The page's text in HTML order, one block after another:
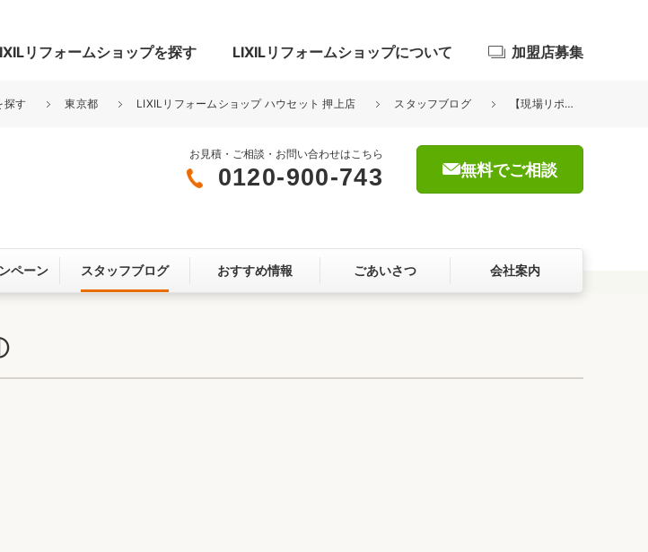
まわり 門まわり 屋根・外壁
スペース
リフォームショップを探す LIXILリフォームショップについて
ケート
ここちいい暮らしをつくる、価値・性能向上
報
加盟店募集
探す 東京都 LIXILリフォームショップ ハウセット 押上店 スタッフブログ 【現場リポート】店舗リフォーム／中央区銀座①
お見積・ご相談・お問い合わせはこちら
0120-900-743 無料でご相談
ペーン スタッフブログ おすすめ情報 ごあいさつ 会社案内